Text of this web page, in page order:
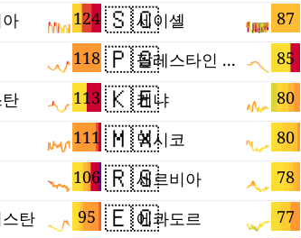
124
118
113
111
106
95
탄
🇸🇨 87
세이셸
🇵🇸 85
팔레스타인 지구
🇰🇪 80
케냐
🇲🇽 80
멕시코
🇷🇸 78
세르비아
🇪🇨 77
에콰도르